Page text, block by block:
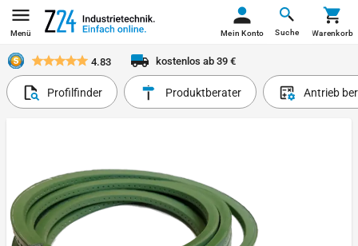
Menü Suche
Mein Konto Warenkorb
4.83 kostenlos ab 39 €
Profilfinder Produktberater Antrieb